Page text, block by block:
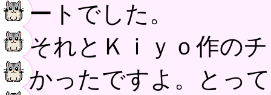
ートでした。
それとＫｉｙｏ作の
かったですよ。とっ